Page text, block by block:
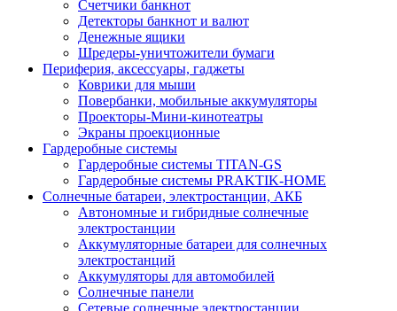
Счетчики банкнот
Детекторы банкнот и валют
Денежные ящики
Шредеры-уничтожители бумаги
Периферия, аксессуары, гаджеты
Коврики для мыши
Повербанки, мобильные аккумуляторы
Проекторы-Мини-кинотеатры
Экраны проекционные
Гардеробные системы
Гардеробные системы TITAN-GS
Гардеробные системы PRAKTIK-HOME
Солнечные батареи, электростанции, АКБ
Автономные и гибридные солнечные
электростанции
Аккумуляторные батареи для солнечных
электростанций
Аккумуляторы для автомобилей
Солнечные панели
Сетевые солнечные электростанции